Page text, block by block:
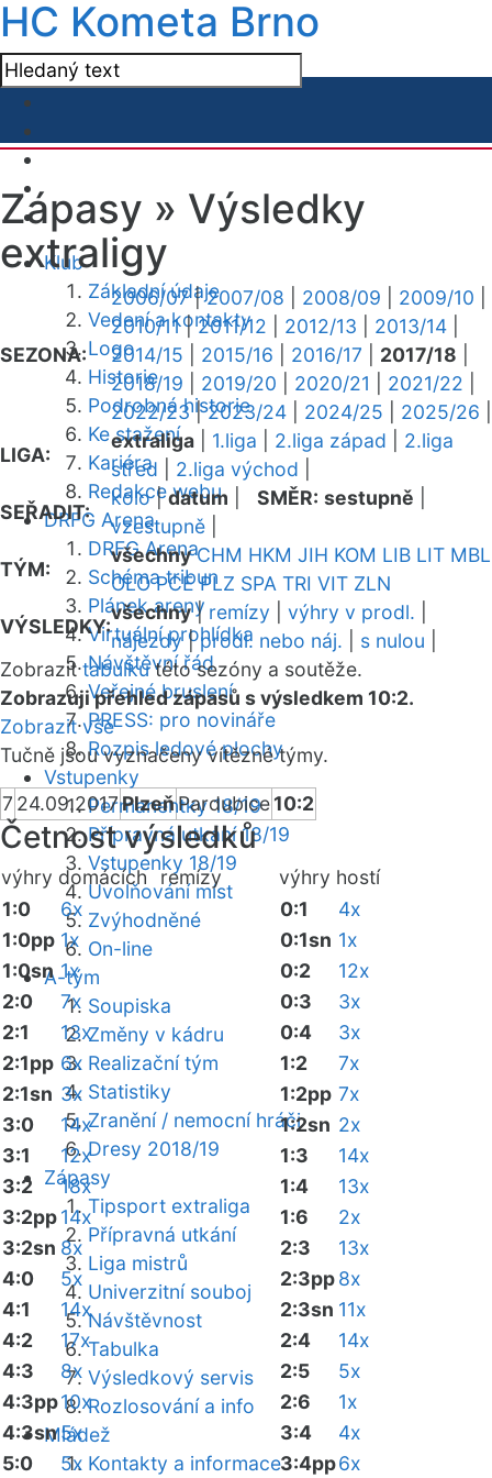
HC Kometa Brno
Klub
Základní údaje
Vedení a kontakty
Logo
Historie
Podrobná historie
Ke stažení
Kariéra
Redakce webu
DRFG Arena
DRFG Arena
Schéma tribun
Plánek areny
Virtuální prohlídka
Návštěvní řád
Veřejné bruslení
PRESS: pro novináře
Rozpis ledové plochy
Vstupenky
Permanentky 18/19
Přípravná utkání 18/19
Vstupenky 18/19
Uvolňování míst
Zvýhodněné
On-line
A-tým
Soupiska
Změny v kádru
Realizační tým
Statistiky
Zranění / nemocní hráči
Dresy 2018/19
Zápasy
Tipsport extraliga
Přípravná utkání
Liga mistrů
Univerzitní souboj
Návštěvnost
Tabulka
Výsledkový servis
Rozlosování a info
Mládež
Kontakty a informace
Zápasy » Výsledky
extraligy
SEZONA:
2006/07|2007/08 2008/09 2009/10
2010/11|2011/12 2012/13 2013/14
2014/15
2015/16 2016/17 2017/18
2018/19
2019/20 2020/21 2021/22
2022/23|2023/24 2024/25 2025/26
LIGA:
extraliga 1.liga 2.liga západ
2.liga
střed
2.liga východ
SEŘADIT:
kolo|datum SMĚR: sestupně
vzestupně
TÝM:
všechny CHM HKM JIH KOM LIB LIT MBL
OLO PCE PLZ SPA TRI VIT ZLN
VÝSLEDKY:
všechny| remízy výhry v prodl.
nájezdy|prodl. nebo náj. s nulou
Zobrazittabulkutéto sezóny a soutěže.
Zobrazuji přehled zápasů s výsledkem 10:2.
Zobrazit vše
Tučně jsou vyznačeny vítězné týmy.
7 24.09.2017PlzeňPardubice10:2
Četnost výsledků
výhry domácích remízy výhry hostí
1:0
6x
1:0pp 1x
1:0sn 1x
2:0
7x
2:1
13x
2:1pp 6x
2:1sn 3x
3:0
14x
3:1
12x
3:2
18x
3:2pp14x
3:2sn 8x
4:0
5x
4:1
14x
4:2
17x
4:3
8x
4:3pp10x
4:3sn5x
5:0
5x
0:1
4x
0:1sn 1x
0:2
12x
0:3
3x
0:4
3x
1:2
7x
1:2pp 7x
1:2sn 2x
1:3
14x
1:4
13x
1:6
2x
2:3
13x
2:3pp8x
2:3sn 11x
2:4
14x
2:5
5x
2:6
1x
3:4
4x
3:4pp6x